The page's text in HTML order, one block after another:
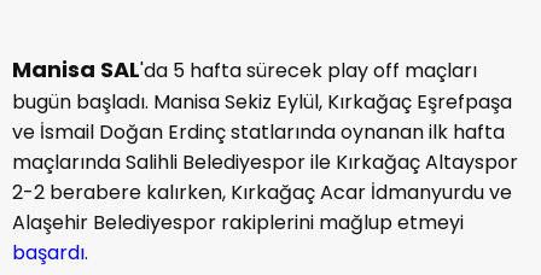
Manisa SAL'da 5 hafta sürecek play off maçları
bugün başladı. Manisa Sekiz Eylül, Kırkağaç Eşrefpaşa
ve İsmail Doğan Erdinç statlarında oynanan ilk hafta
maçlarında Salihli Belediyespor ile Kırkağaç Altayspor
2-2 berabere kalırken, Kırkağaç Acar İdmanyurdu ve
Alaşehir Belediyespor rakiplerini mağlup etmeyi
başardı.